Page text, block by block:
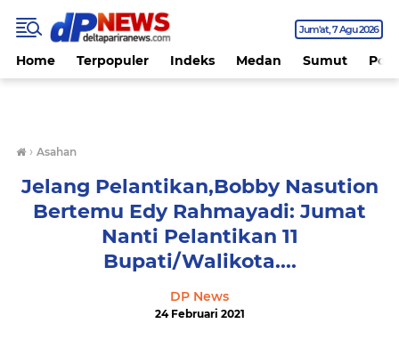
Jum'at 7 Agu 2026
Home Terpopuler Indeks Medan Sumut
› Asahan
Jelang Pelantikan,Bobby Nasution
Bertemu Edy Rahmayadi: Jumat
Nanti Pelantikan 11
Bupati/Walikota....
DP News
24 Februari 2021